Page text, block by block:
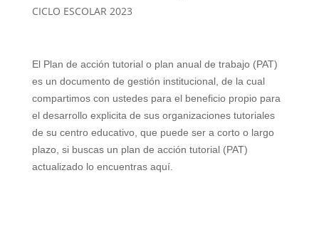
CICLO ESCOLAR 2023
El Plan de acción tutorial o plan anual de trabajo (PAT)
es un documento de gestión institucional, de la cual
compartimos con ustedes para el beneficio propio para
el desarrollo explicita de sus organizaciones tutoriales
de su centro educativo, que puede ser a corto o largo
plazo, si buscas un plan de acción tutorial (PAT)
actualizado lo encuentras aquí.